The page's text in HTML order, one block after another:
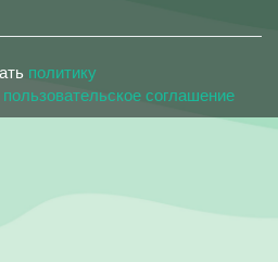
политику
пользовательское соглашение